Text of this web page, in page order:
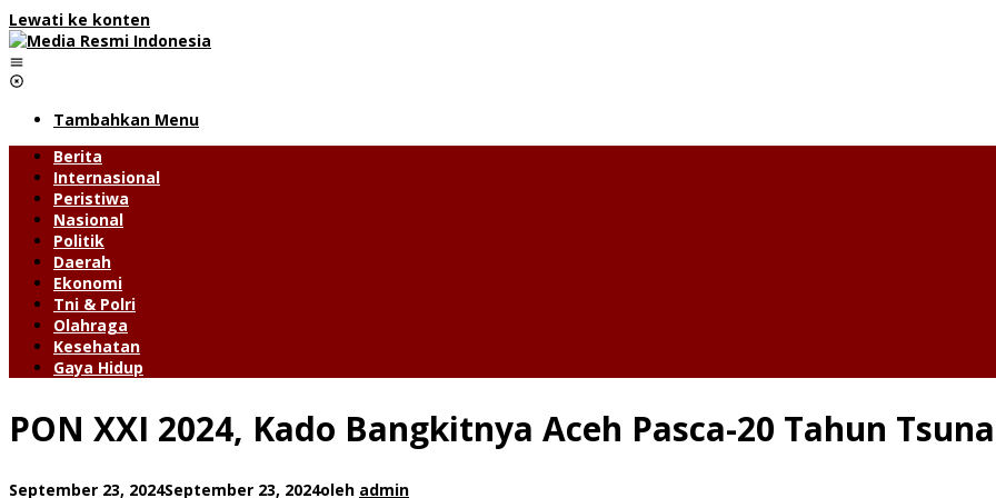
Lewati ke konten
Tambahkan Menu
Berita
Internasional
Peristiwa
Nasional
Politik
Daerah
Ekonomi
Tni & Polri
Olahraga
Kesehatan
Gaya Hidup
PON XXI 2024, Kado Bangkitnya Aceh Pasca-20 Tahun
September 23, 2024September 23, 2024oleh admin